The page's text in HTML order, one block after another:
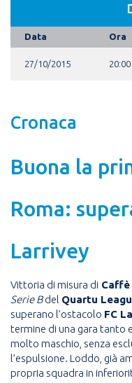
Data Ora
27/10/2015 20:00
Cronaca
Buona la
Roma:
Larrivey
Vittoria di misura di Caffè
Serie Bdel Quartu
superano l’ostacolo FC
termine di una gara tanto
molto maschio, senza
l’espulsione. Loddo, già
propria squadra in